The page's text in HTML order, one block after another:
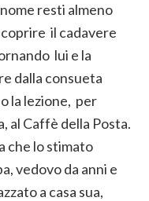
resti almeno
il cadavere
lui e la
dalla consueta
la lezione, per
al Caffè della Posta.
che lo stimato
vedovo da anni e
a casa sua,